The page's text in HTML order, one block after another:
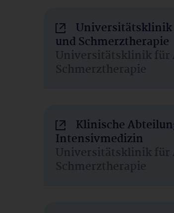
Universitätsklinik
und Schmerztherapie
Universitätsklinik für
Schmerztherapie
Klinische
Intensivmedizin
Universitätsklinik für
Schmerztherapie